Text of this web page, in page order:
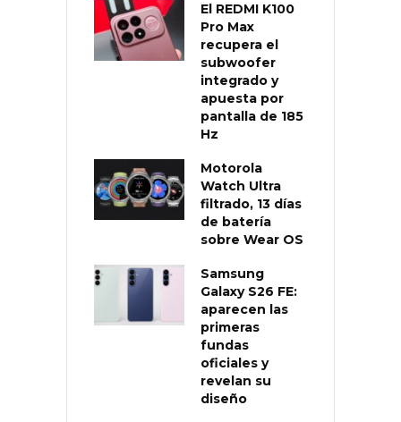
El REDMI K100
Pro Max
recupera el
subwoofer
integrado y
apuesta por
pantalla de 185
Hz
Motorola
Watch Ultra
filtrado, 13 días
de batería
sobre Wear OS
Samsung
Galaxy S26 FE:
aparecen las
primeras
fundas
oficiales y
revelan su
diseño